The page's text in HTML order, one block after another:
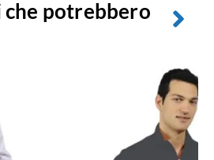
potrebbero